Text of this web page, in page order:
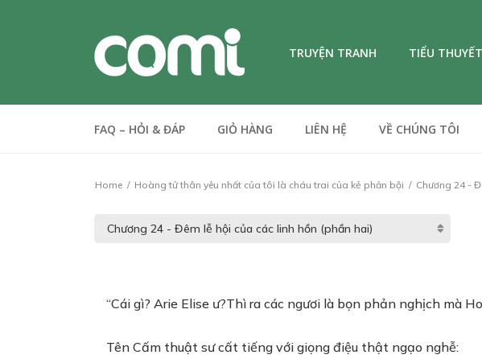
TRUYỆN TRANH TIỂU THUYẾT
FAQ – HỎI & ĐÁP GIỎ HÀNG LIÊN HỆ VỀ CHÚNG TÔI
Home Hoàng tử thân yêu nhất của tôi là cháu trai của kẻ phản bội Chương 24 -
“Cái gì? Arie Elise ư?Thì ra các ngươi là bọn phản nghịch mà
Tên Cấm thuật sư cất tiếng với giọng điệu thật ngạo nghễ: